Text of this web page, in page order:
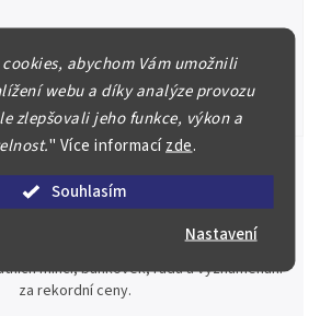
abychom Vám umožnili
webu a díky analýze provozu
zlepšovali jeho funkce, výkon a
" Více informacízde.
Souhlasím
Nastavení
a znalců se Vám bude plně věnovat.
pravost Vašeho materiálu, prodáme v naší
Vám poradíme kam investovat.
v našich aukcích prodali významné sbírky i
mincí, bankovek, řádů a vyznamenání
za rekordní ceny.